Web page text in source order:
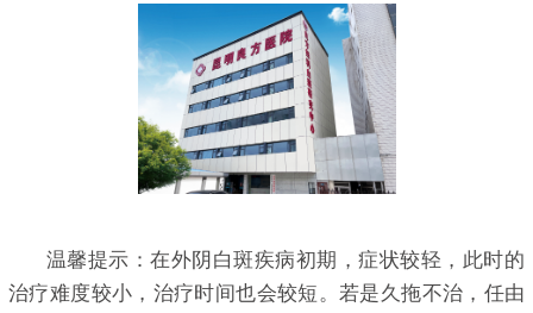
温馨提示：在外阴白斑疾病初期，症状较轻，此时的
治疗难度较小，治疗时间也会较短。若是久拖不治，任由